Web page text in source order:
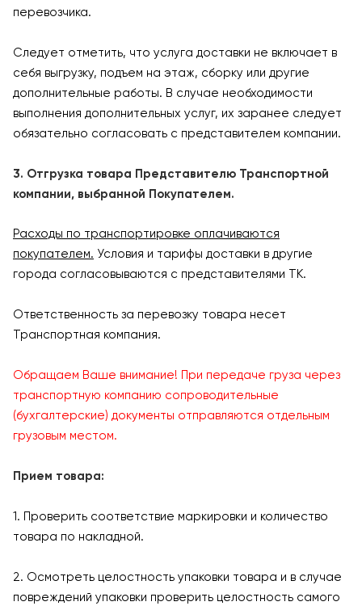
перевозчика.
Следует отметить, что услуга доставки не включает в
себя выгрузку, подъем на этаж, сборку или другие
дополнительные работы. В случае необходимости
выполнения дополнительных услуг, их заранее следует
обязательно согласовать с представителем компании.
3. Отгрузка товара Представителю Транспортной
компании, выбранной Покупателем.
Расходы по транспортировке оплачиваются
покупателем. Условия и тарифы доставки в другие
города согласовываются с представителями ТК.
Ответственность за перевозку товара несет
Транспортная компания.
Обращаем Ваше внимание! При передаче груза через
транспортную компанию сопроводительные
(бухгалтерские) документы отправляются отдельным
грузовым местом.
Прием товара:
1. Проверить соответствие маркировки и количество
товара по накладной.
2. Осмотреть целостность упаковки товара и в случае
повреждений упаковки проверить целостность самого